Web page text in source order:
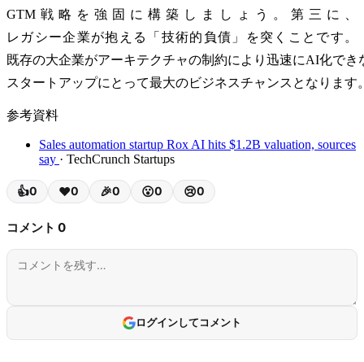
GTM戦略を強固に構築しましょう。第三に、
レガシー企業が抱える「技術的負債」を突くことです。
既存の大企業がアーキテクチャの制約により迅速にAI化でき
スタートアップにとって最大のビジネスチャンスとなります
参考資料
Sales automation startup Rox AI hits $1.2B valuation, sources
say · TechCrunch Startups